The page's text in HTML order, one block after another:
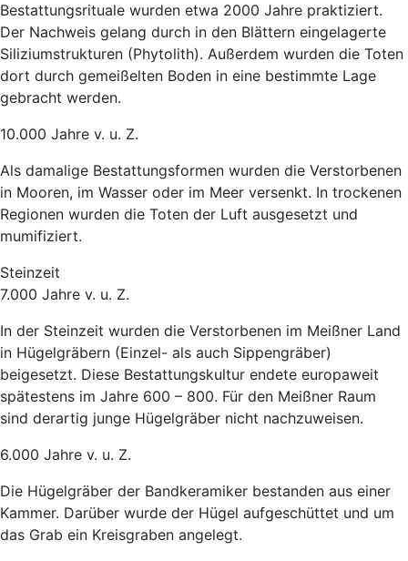
Bestattungsrituale wurden etwa 2000 Jahre praktiziert.
Der Nachweis gelang durch in den Blättern eingelagerte
Siliziumstrukturen (Phytolith). Außerdem wurden die Toten
dort durch gemeißelten Boden in eine bestimmte Lage
gebracht werden.
10.000 Jahre v. u. Z.
Als damalige Bestattungsformen wurden die Verstorbenen
in Mooren, im Wasser oder im Meer versenkt. In trockenen
Regionen wurden die Toten der Luft ausgesetzt und
mumifiziert.
Steinzeit
7.000 Jahre v. u. Z.
In der Steinzeit wurden die Verstorbenen im Meißner Land
in Hügelgräbern (Einzel- als auch Sippengräber)
beigesetzt. Diese Bestattungskultur endete europaweit
spätestens im Jahre 600 – 800. Für den Meißner Raum
sind derartig junge Hügelgräber nicht nachzuweisen.
6.000 Jahre v. u. Z.
Die Hügelgräber der Bandkeramiker bestanden aus einer
Kammer. Darüber wurde der Hügel aufgeschüttet und um
das Grab ein Kreisgraben angelegt.